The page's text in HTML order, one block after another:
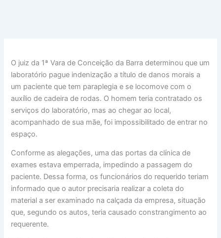
O juiz da 1ª Vara de Conceição da Barra determinou que um
laboratório pague indenização a título de danos morais a
um paciente que tem paraplegia e se locomove com o
auxílio de cadeira de rodas. O homem teria contratado os
serviços do laboratório, mas ao chegar ao local,
acompanhado de sua mãe, foi impossibilitado de entrar no
espaço.
Conforme as alegações, uma das portas da clínica de
exames estava emperrada, impedindo a passagem do
paciente. Dessa forma, os funcionários do requerido teriam
informado que o autor precisaria realizar a coleta do
material a ser examinado na calçada da empresa, situação
que, segundo os autos, teria causado constrangimento ao
requerente.